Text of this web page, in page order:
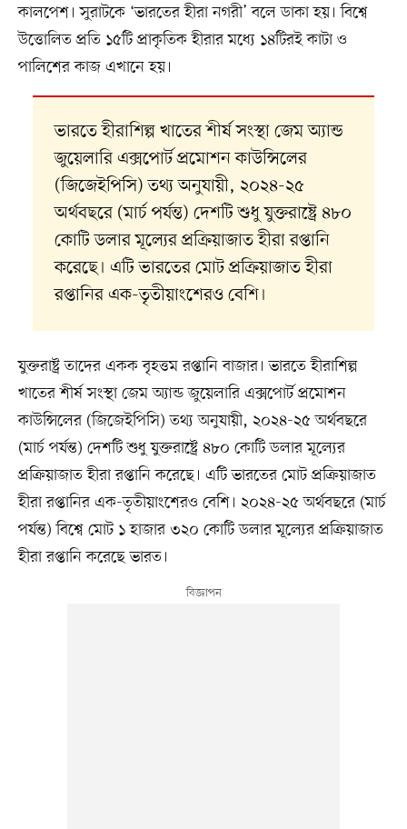
কালপেশ। সুরাটকে ‘ভারতের হীরা নগরী’ বলে ডাকা হয়। বিশ্বে
উত্তোলিত প্রতি ১৫টি প্রাকৃতিক হীরার মধ্যে ১৪টিরই কাটা ও
পালিশের কাজ এখানে হয়।
ভারতে হীরাশিল্প খাতের শীর্ষ সংস্থা জেম অ্যান্ড
জুয়েলারি এক্সপোর্ট প্রমোশন কাউন্সিলের
(জিজেইপিসি) তথ্য অনুযায়ী, ২০২৪-২৫
অর্থবছরে (মার্চ পর্যন্ত) দেশটি শুধু যুক্তরাষ্ট্রে ৪৮০
কোটি ডলার মূল্যের প্রক্রিয়াজাত হীরা রপ্তানি
করেছে। এটি ভারতের মোট প্রক্রিয়াজাত হীরা
রপ্তানির এক-তৃতীয়াংশেরও বেশি।
যুক্তরাষ্ট্র তাদের একক বৃহত্তম রপ্তানি বাজার। ভারতে হীরাশিল্প
খাতের শীর্ষ সংস্থা জেম অ্যান্ড জুয়েলারি এক্সপোর্ট প্রমোশন
কাউন্সিলের (জিজেইপিসি) তথ্য অনুযায়ী, ২০২৪-২৫ অর্থবছরে
(মার্চ পর্যন্ত) দেশটি শুধু যুক্তরাষ্ট্রে ৪৮০ কোটি ডলার মূল্যের
প্রক্রিয়াজাত হীরা রপ্তানি করেছে। এটি ভারতের মোট প্রক্রিয়াজাত
হীরা রপ্তানির এক-তৃতীয়াংশেরও বেশি। ২০২৪-২৫ অর্থবছরে (মার্চ
পর্যন্ত) বিশ্বে মোট ১ হাজার ৩২০ কোটি ডলার মূল্যের প্রক্রিয়াজাত
হীরা রপ্তানি করেছে ভারত।